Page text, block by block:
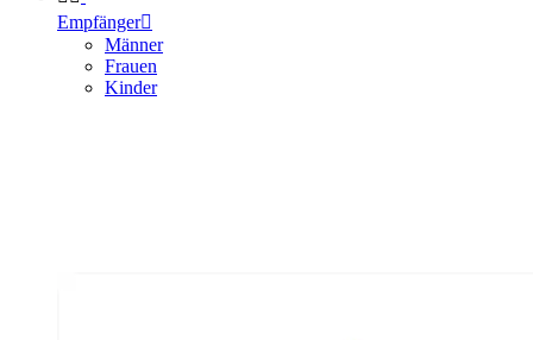
Empfänger
Männer
Frauen
Kinder